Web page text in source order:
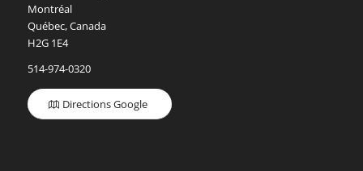
Montréal
Québec, Canada
H2G 1E4
514-974-0320
Directions Google